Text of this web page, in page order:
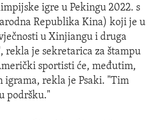
igre u Pekingu 2022. s
Republika Kina) koji je u
u Xinjiangu i druga
rekla je sekretarica za štampu
sportisti će, međutim,
igrama, rekla je Psaki. "Tim
podršku."